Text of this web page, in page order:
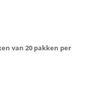
van 20 pakken per